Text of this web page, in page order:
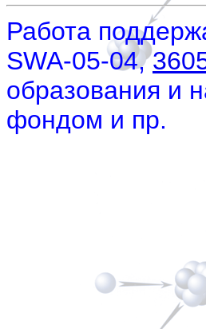
Работа
SWA-05-04,
образования и
фондом и пр.